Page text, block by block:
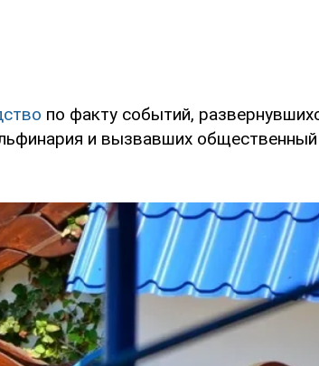
по факту событий,
и вызвавших общественный